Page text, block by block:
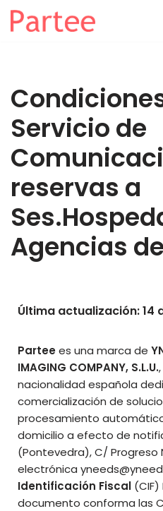
Servicio de
reservas a
Agencias
Última actualización: 14
Parteees una marca de
IMAGING COMPANY, S.L.U.
nacionalidad española
comercialización de
procesamiento
domicilio a efecto de
(Pontevedra), C/ Progreso
electrónica
Identificación Fiscal (CIF)
documento conforma las